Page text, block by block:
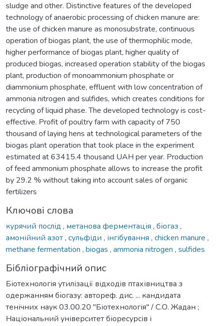
sludge and other. Distinctive features of the developed
technology of anaerobic processing of chicken manure are:
the use of chicken manure as monosubstrate, continuous
operation of biogas plant, the use of thermophilic mode,
higher performance of biogas plant, higher quality of
produced biogas, increased operation stability of the biogas
plant, production of monoammonium phosphate or
diammonium phosphate, effluent with low concentration of
ammonia nitrogen and sulfides, which creates conditions for
recycling of liquid phase. The developed technology is cost-
effective. Profit of poultry farm with capacity of 750
thousand of laying hens at technological parameters of the
biogas plant operation that took place in the experiment
estimated at 63415.4 thousand UAH per year. Production
of feed ammonium phosphate allows to increase the profit
by 29.2 % without taking into account sales of organic
fertilizers
Ключові слова
курячий послід , метанова ферментація , біогаз ,
амонійний азот, сульфіди , інгібування , chicken manure ,
methane fermentation , biogas , ammonia nitrogen , sulfides
Бібліографічний опис
Біотехнологія утилізації відходів птахівництва з
одержанням біогазу: автореф. дис. ... кандидата
тенічних наук 03.00.20 "Біотехнологія" / С.О. Жадан ;
Національний університет біоресурсів і